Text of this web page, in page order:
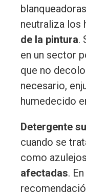
neutraliza los
de la pintura.
en un sector
que no
necesario,
humedecido
Detergente
cuando se
como
afectadas.